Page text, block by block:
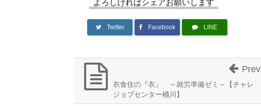
よろしければシェアお願いします
Twitter Facebook LINE
衣食住の『衣』 ～就労準備ゼミ～【チャレ
ジョブセンター桶川】
Prev